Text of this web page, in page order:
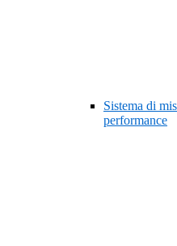
Sistema di
performance